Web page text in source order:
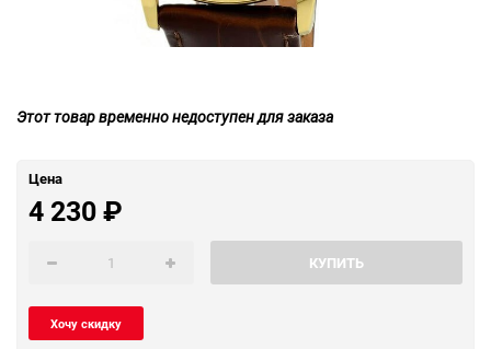
Этот товар временно недоступен для заказа
Цена
4 230₽
КУПИТЬ